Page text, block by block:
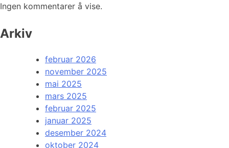
Ingen kommentarer å vise.
Arkiv
februar 2026
november 2025
mai 2025
mars 2025
februar 2025
januar 2025
desember 2024
oktober 2024